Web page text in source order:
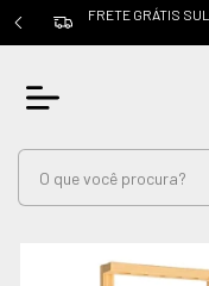
FRETE GRÁTIS